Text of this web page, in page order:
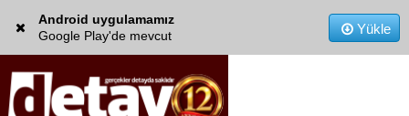
Android uygulamamız
Google Play'de mevcut
Yükle